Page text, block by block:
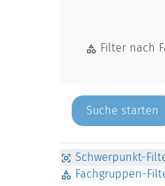
Filter nach
Schwerpunkt-
Fachgruppen-